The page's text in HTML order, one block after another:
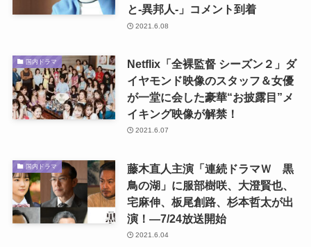
と-異邦人-」コメント到着
2021.6.08
国内ドラマ
Netflix「全裸監督 シーズン２」ダ
イヤモンド映像のスタッフ＆女優
が一堂に会した豪華“お披露目”メ
イキング映像が解禁！
2021.6.07
国内ドラマ
藤木直人主演「連続ドラマＷ 黒
鳥の湖」に服部樹咲、大澄賢也、
宅麻伸、板尾創路、杉本哲太が出
演！―7/24放送開始
2021.6.04